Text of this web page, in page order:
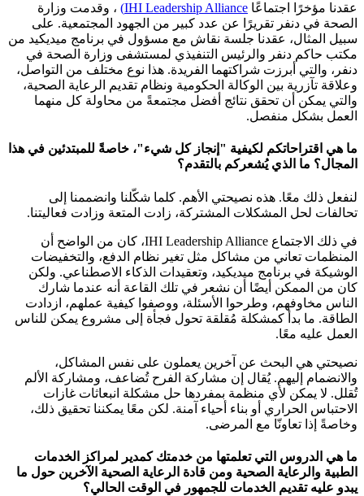
عقدنا مؤخرًا اجتماعًا IHI Leadership Alliance) ، وقدمت وزارة
الصحة في دنفر تقريرًا عن عدد كبير من الجهود المجتمعية. على
سبيل المثال، عقدنا جلسة نقاش مع مسؤول في برنامج ميديكيد من
مكتب حاكم دنفر والرئيس التنفيذي لمستشفى وزارة الصحة في
دنفر، والتي أبرزت شراكتهما الفريدة. هذا نوع مختلف من التواصل،
وعلاقة تآزرية بين الوكالة الحكومية ونظام تقديم الرعاية الصحية،
والتي يمكن أن تحقق نتائج أفضل مجتمعةً من محاولة كل منهما
العمل بشكل منفصل.
ما هي اقتراحاتكم لكيفية "إنجاز كل شيء"، خاصةً للمبتدئين في هذا
المجال؟ ما الذي يُشعركم بالتقدم؟
لنفعل ذلك معًا. هذه نصيحتي الأهم. كلما شكّلنا وانضممنا إلى
تحالفات لحل المشكلات المشتركة، زادت المتعة وزادت فعاليتنا.
في ذلك الاجتماع IHI Leadership Alliance، كان من الواضح أن
المنظمات تعاني من مشاكل مثل تغير نظام الدفع، والتخفيضات
الوشيكة في برنامج ميديكيد، وتعقيدات الذكاء الاصطناعي. ولكن
كان من الممكن أيضًا أن نشعر في تلك القاعة أنه عندما شارك
الناس مخاوفهم، وطرحوا الأسئلة، ووصفوا كيفية عملهم، ازدادت
الطاقة. ما بدأ كمشكلة مُقلقة تحول فجأة إلى مشروع يمكن للناس
العمل عليه معًا.
نصيحتي هي البحث عن آخرين يعملون على نفس المشاكل،
والانضمام إليهم. يُقال إن مشاركة الفرح تُضاعف، ومشاركة الألم
تُقلل. لا يمكن لأي منظمة بمفردها حل مشكلة انبعاثات غازات
الاحتباس الحراري أو بناء أحياء آمنة. لكن معًا يمكننا تحقيق ذلك،
وخاصةً إذا تعاونّا مع المرضى.
ما هي الدروس التي تعلمتها من خدمتك كمدير لمراكز الخدمات
الطبية والرعاية الصحية ومن قادة الرعاية الصحية الآخرين حول ما
يبدو عليه تقديم الخدمات للجمهور في الوقت الحالي؟